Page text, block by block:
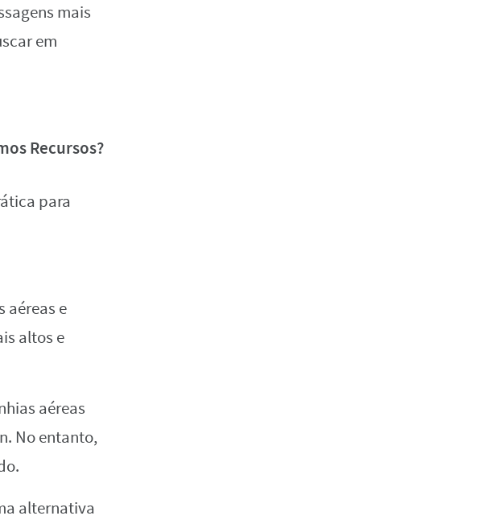
mais
em
Recursos?
para
aéreas e
altos e
aéreas
No entanto,
alternativa